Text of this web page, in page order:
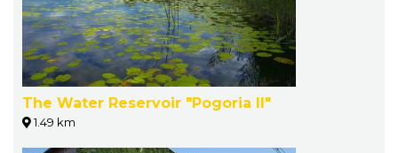
The Water Reservoir "Pogoria II"
1.49 km